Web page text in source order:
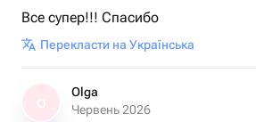
Все супер!!! Спасибо
Перекласти на Українська
Olga
Червень 2026